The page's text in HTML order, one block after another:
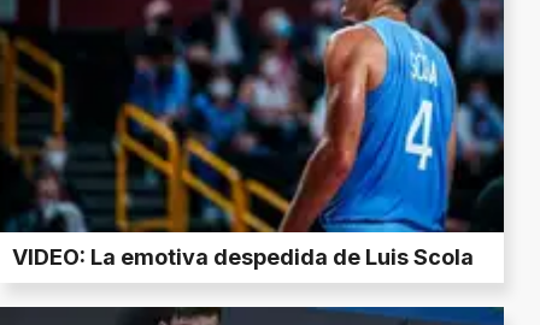
VIDEO: La emotiva despedida de Luis Scola